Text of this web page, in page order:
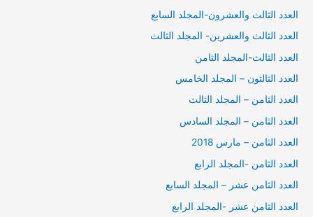
العدد الثالث والعشرون-المجلد السابع
العدد الثالث والعشرين- المجلد الثالث
العدد الثالث-المجلد الثامن
العدد الثالثون – المجلد الخامس
العدد الثامن – المجلد الثالث
العدد الثامن – المجلد السادس
العدد الثامن – مارس 2018
العدد الثامن -المجلد الرابع
العدد الثامن عشر – المجلد السابع
العدد الثامن عشر -المجلد الرابع